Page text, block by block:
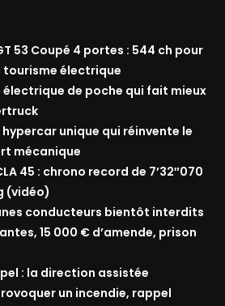
53 Coupé 4 portes : 544 ch pour
tourisme électrique
électrique de poche qui fait mieux
unique qui réinvente le
mécanique
45 : chrono record de 7’32″070
(vidéo)
conducteurs bientôt interdits
15 000 € d’amende, prison
: la direction assistée
un incendie, rappel